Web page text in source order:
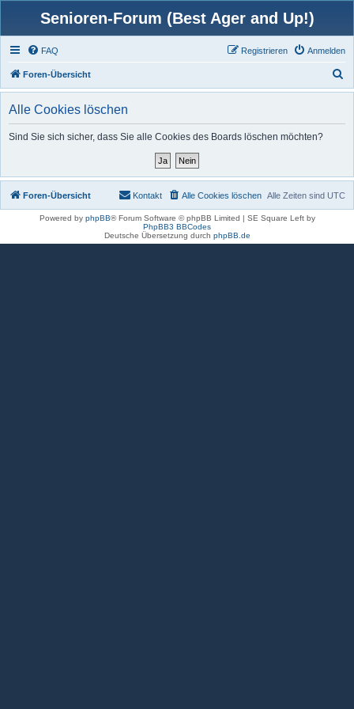
Senioren-Forum (Best Ager and Up!)
FAQ Anmelden
Registrieren
Foren-Übersicht
u
Alle Cookies löschen
Sind Sie sich sicher, dass Sie alle Cookies des Boards löschen möchten?
Foren-Übersicht Alle Zeiten sind UTC
Alle Cookies löschen
Kontakt
Powered by phpBB® Forum Software © phpBB Limited | SE Square Left by
PhpBB3 BBCodes
Deutsche Übersetzung durch phpBB.de